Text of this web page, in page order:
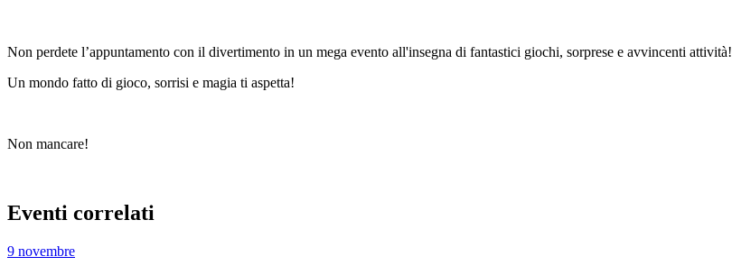
Non perdete l’appuntamento con il divertimento in un mega evento all'insegna di fantastici giochi, sorprese e avvincenti attività!
Un mondo fatto di gioco, sorrisi e magia ti aspetta!
Non mancare!
Eventi correlati
9 novembre